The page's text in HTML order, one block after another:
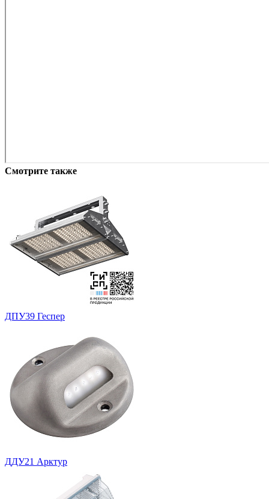
Смотрите также
ДПУ39 Геспер
ДДУ21 Арктур